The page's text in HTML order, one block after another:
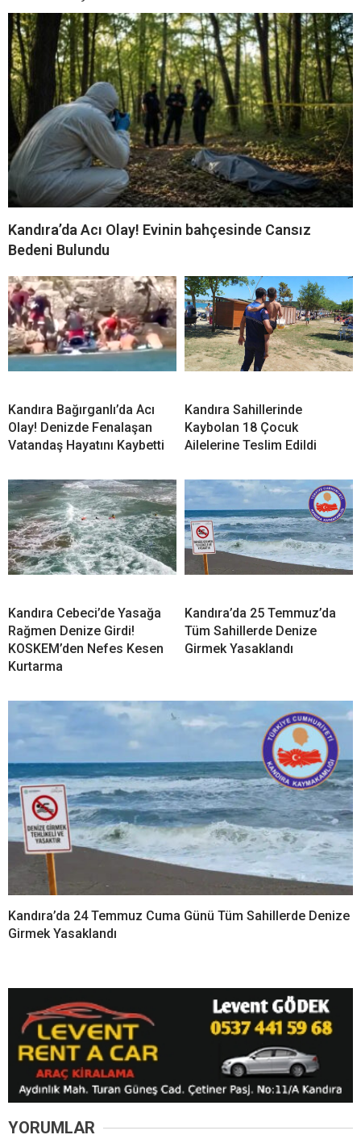
Kandıra’da Acı Olay! Evinin bahçesinde Cansız
Bedeni Bulundu
Kandıra Bağırganlı’da Acı
Olay! Denizde Fenalaşan
Vatandaş Hayatını Kaybetti
Kandıra Sahillerinde
Kaybolan 18 Çocuk
Ailelerine Teslim Edildi
Kandıra Cebeci’de Yasağa
Rağmen Denize Girdi!
KOSKEM’den Nefes Kesen
Kurtarma
Kandıra’da 25 Temmuz’da
Tüm Sahillerde Denize
Girmek Yasaklandı
Kandıra’da 24 Temmuz Cuma Günü Tüm Sahillerde Denize
Girmek Yasaklandı
YORUMLAR